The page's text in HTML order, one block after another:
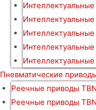
Пневматические
Реечные приводы
Реечные приводы